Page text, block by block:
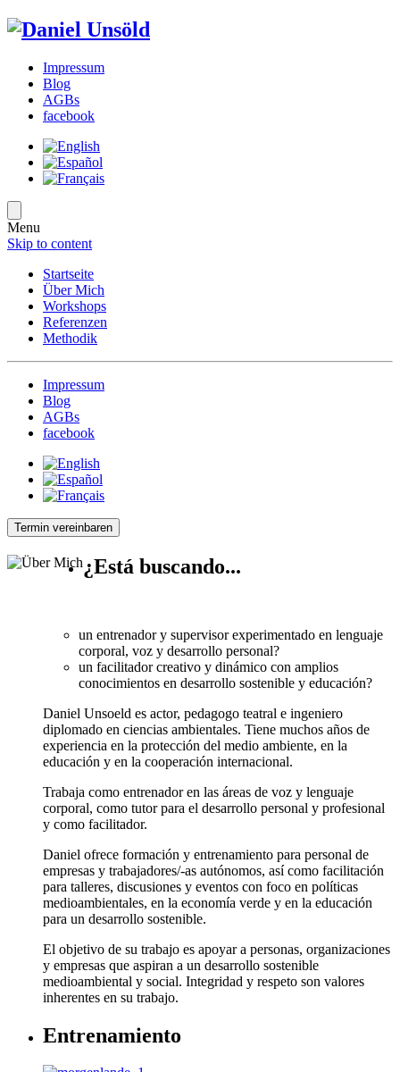
Impressum
Blog
AGBs
facebook
Menu
Skip to content
Startseite
Über Mich
Workshops
Referenzen
Methodik
Impressum
Blog
AGBs
facebook
Termin vereinbaren
¿Está buscando...
un entrenador y supervisor experimentado en lenguaje
corporal, voz y desarrollo personal?
un facilitador creativo y dinámico con amplios
conocimientos en desarrollo sostenible y educación?
Daniel Unsoeld es actor, pedagogo teatral e ingeniero
diplomado en ciencias ambientales. Tiene muchos años de
experiencia en la protección del medio ambiente, en la
educación y en la cooperación internacional.
Trabaja como entrenador en las áreas de voz y lenguaje
corporal, como tutor para el desarrollo personal y profesional
y como facilitador.
Daniel ofrece formación y entrenamiento para personal de
empresas y trabajadores/-as autónomos, así como facilitación
para talleres, discusiones y eventos con foco en políticas
medioambientales, en la economía verde y en la educación
para un desarrollo sostenible.
El objetivo de su trabajo es apoyar a personas, organizaciones
y empresas que aspiran a un desarrollo sostenible
medioambiental y social. Integridad y respeto son valores
inherentes en su trabajo.
Entrenamiento